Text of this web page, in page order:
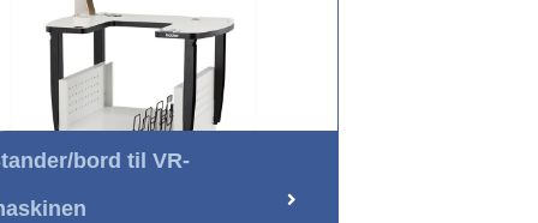
bord til VR-